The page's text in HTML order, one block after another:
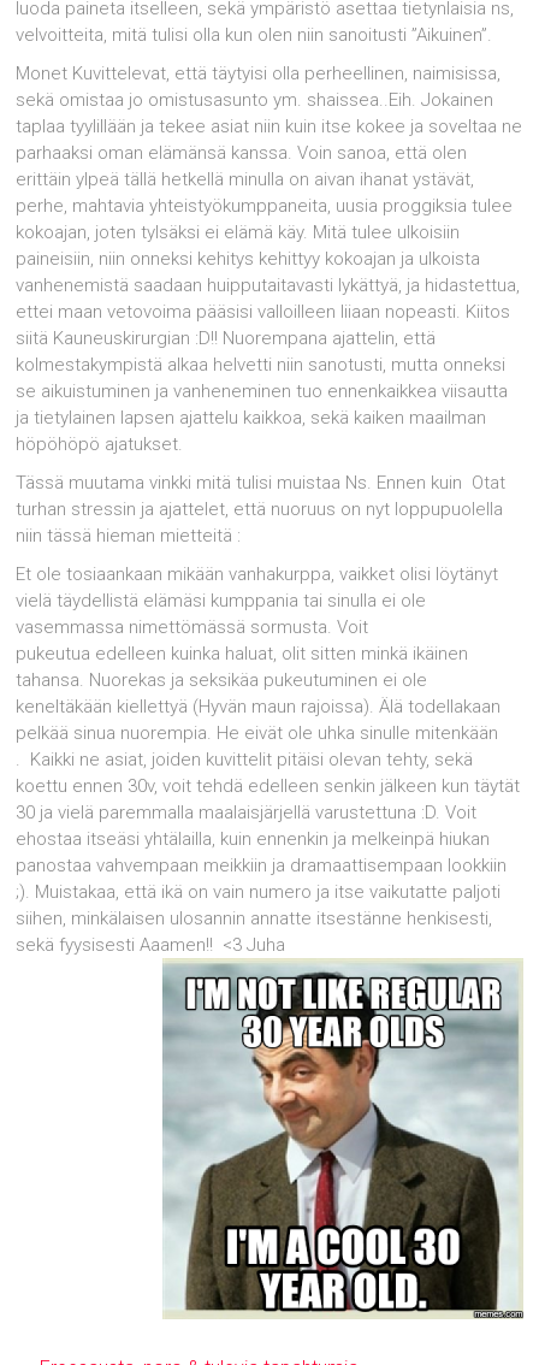
luoda paineta itselleen, sekä ympäristö asettaa tietynlaisia ns,
velvoitteita, mitä tulisi olla kun olen niin sanoitusti ”Aikuinen”.
Monet Kuvittelevat, että täytyisi olla perheellinen, naimisissa,
sekä omistaa jo omistusasunto ym. shaissea..Eih. Jokainen
taplaa tyylillään ja tekee asiat niin kuin itse kokee ja soveltaa ne
parhaaksi oman elämänsä kanssa. Voin sanoa, että olen
erittäin ylpeä tällä hetkellä minulla on aivan ihanat ystävät,
perhe, mahtavia yhteistyökumppaneita, uusia proggiksia tulee
kokoajan, joten tylsäksi ei elämä käy. Mitä tulee ulkoisiin
paineisiin, niin onneksi kehitys kehittyy kokoajan ja ulkoista
vanhenemistä saadaan huipputaitavasti lykättyä, ja hidastettua,
ettei maan vetovoima pääsisi valloilleen liiaan nopeasti. Kiitos
siitä Kauneuskirurgian :D!! Nuorempana ajattelin, että
kolmestakympistä alkaa helvetti niin sanotusti, mutta onneksi
se aikuistuminen ja vanheneminen tuo ennenkaikkea viisautta
ja tietylainen lapsen ajattelu kaikkoa, sekä kaiken maailman
höpöhöpö ajatukset.
Tässä muutama vinkki mitä tulisi muistaa Ns. Ennen kuin Otat
turhan stressin ja ajattelet, että nuoruus on nyt loppupuolella
niin tässä hieman mietteitä :
Et ole tosiaankaan mikään vanhakurppa, vaikket olisi löytänyt
vielä täydellistä elämäsi kumppania tai sinulla ei ole
vasemmassa nimettömässä sormusta. Voit
pukeutua edelleen kuinka haluat, olit sitten minkä ikäinen
tahansa. Nuorekas ja seksikäa pukeutuminen ei ole
keneltäkään kiellettyä (Hyvän maun rajoissa). Älä todellakaan
pelkää sinua nuorempia. He eivät ole uhka sinulle mitenkään
. Kaikki ne asiat, joiden kuvittelit pitäisi olevan tehty, sekä
koettu ennen 30v, voit tehdä edelleen senkin jälkeen kun täytät
30 ja vielä paremmalla maalaisjärjellä varustettuna :D. Voit
ehostaa itseäsi yhtälailla, kuin ennenkin ja melkeinpä hiukan
panostaa vahvempaan meikkiin ja dramaattisempaan lookkiin
;). Muistakaa, että ikä on vain numero ja itse vaikutatte paljoti
siihen, minkälaisen ulosannin annatte itsestänne henkisesti,
sekä fyysisesti Aaamen!! <3 Juha